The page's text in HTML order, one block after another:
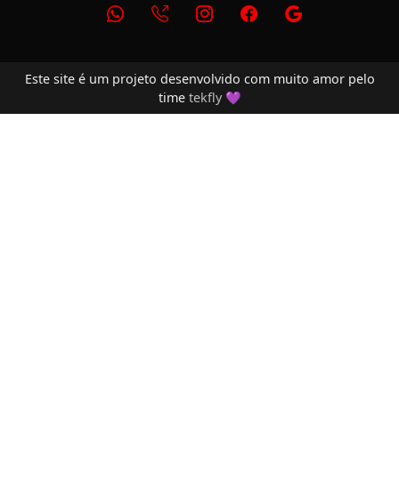
Este site é um projeto desenvolvido com muito amor pelo
time tekfly💜